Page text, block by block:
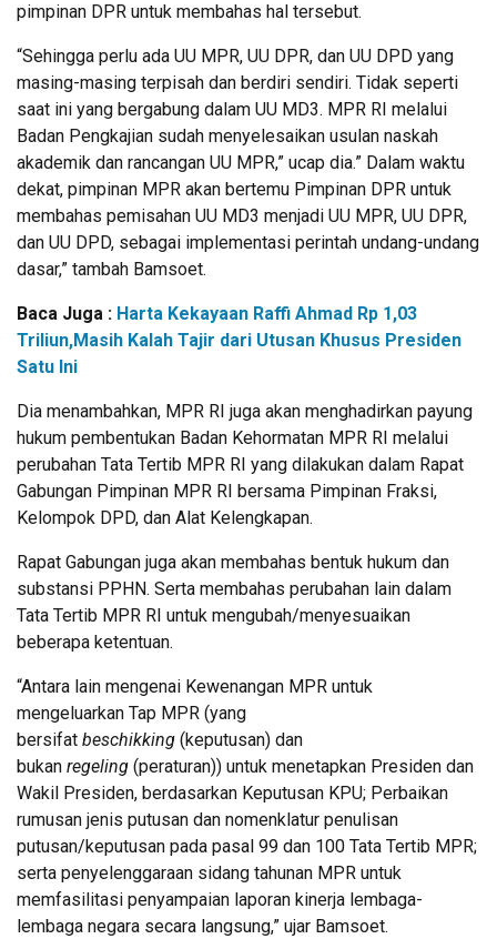
pimpinan DPR untuk membahas hal tersebut.
“Sehingga perlu ada UU MPR, UU DPR, dan UU DPD yang
masing-masing terpisah dan berdiri sendiri. Tidak seperti
saat ini yang bergabung dalam UU MD3. MPR RI melalui
Badan Pengkajian sudah menyelesaikan usulan naskah
akademik dan rancangan UU MPR,” ucap dia.” Dalam waktu
dekat, pimpinan MPR akan bertemu Pimpinan DPR untuk
membahas pemisahan UU MD3 menjadi UU MPR, UU DPR,
dan UU DPD, sebagai implementasi perintah undang-undang
dasar,” tambah Bamsoet.
Baca Juga : Harta Kekayaan Raffi Ahmad Rp 1,03
Triliun,Masih Kalah Tajir dari Utusan Khusus Presiden
Satu Ini
Dia menambahkan, MPR RI juga akan menghadirkan payung
hukum pembentukan Badan Kehormatan MPR RI melalui
perubahan Tata Tertib MPR RI yang dilakukan dalam Rapat
Gabungan Pimpinan MPR RI bersama Pimpinan Fraksi,
Kelompok DPD, dan Alat Kelengkapan.
Rapat Gabungan juga akan membahas bentuk hukum dan
substansi PPHN. Serta membahas perubahan lain dalam
Tata Tertib MPR RI untuk mengubah/menyesuaikan
beberapa ketentuan.
“Antara lain mengenai Kewenangan MPR untuk
mengeluarkan Tap MPR (yang
bersifat beschikking (keputusan) dan
bukan regeling (peraturan)) untuk menetapkan Presiden dan
Wakil Presiden, berdasarkan Keputusan KPU; Perbaikan
rumusan jenis putusan dan nomenklatur penulisan
putusan/keputusan pada pasal 99 dan 100 Tata Tertib MPR;
serta penyelenggaraan sidang tahunan MPR untuk
memfasilitasi penyampaian laporan kinerja lembaga-
lembaga negara secara langsung,” ujar Bamsoet.